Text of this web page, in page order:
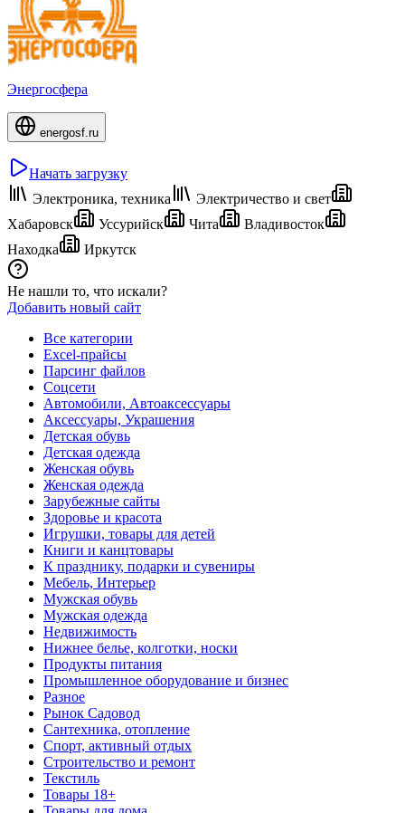
Энергосфера
energosf.ru
Начать загрузку
Электроника, техника
Электричество и свет
Хабаровск
Уссурийск Чита
Владивосток
Находка
Иркутск
Не нашли то, что искали?
Добавить новый сайт
Все категории
Excel-прайсы
Парсинг файлов
Соцсети
Автомобили, Автоаксессуары
Аксессуары, Украшения
Детская обувь
Детская одежда
Женская обувь
Женская одежда
Зарубежные сайты
Здоровье и красота
Игрушки, товары для детей
Книги и канцтовары
К празднику, подарки и сувениры
Мебель, Интерьер
Мужская обувь
Мужская одежда
Недвижимость
Нижнее белье, колготки, носки
Продукты питания
Промышленное оборудование и бизнес
Разное
Рынок Садовод
Сантехника, отопление
Спорт, активный отдых
Строительство и ремонт
Текстиль
Товары 18+